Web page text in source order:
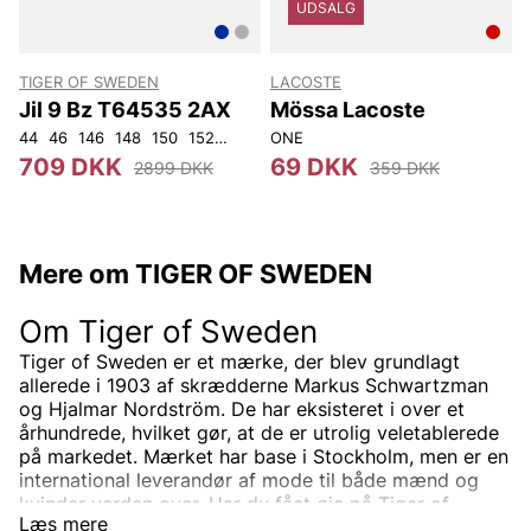
TIGER OF SWEDEN
Jil 9 Bz T64535 2AX
44 46 146 148 150 152 92 96 100
709 DKK 2899 DKK
UDSALG
LACOSTE
Mössa Lacoste
ONE
69 DKK 359 DKK
Mere om TIGER OF SWEDEN
Læs mere
Om Tiger of Sweden
Tiger of Sweden er et mærke, der blev grundlagt
allerede i 1903 af skrædderne Markus Schwartzman
og Hjalmar Nordström. De har eksisteret i over et
århundrede, hvilket gør, at de er utrolig veletablerede
på markedet. Mærket har base i Stockholm, men er en
international leverandør af mode til både mænd og
kvinder verden over. Har du fået øje på Tiger of